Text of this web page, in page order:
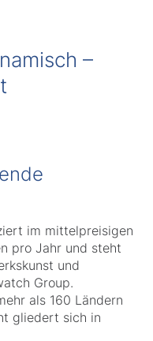
–
im mittelpreisigen
pro Jahr und steht
und
Group.
als 160 Ländern
gliedert sich in